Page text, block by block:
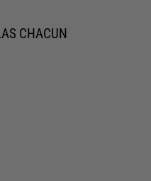
CHACUN